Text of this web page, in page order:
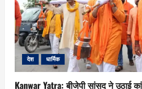
देश धार्मिक
Kanwar Yatra: बीजेपी सांसद ने उठाई